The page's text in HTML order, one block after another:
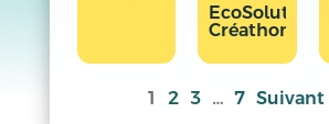
EcoSolutions
Créathon
1 2 3 … 7 Suivant